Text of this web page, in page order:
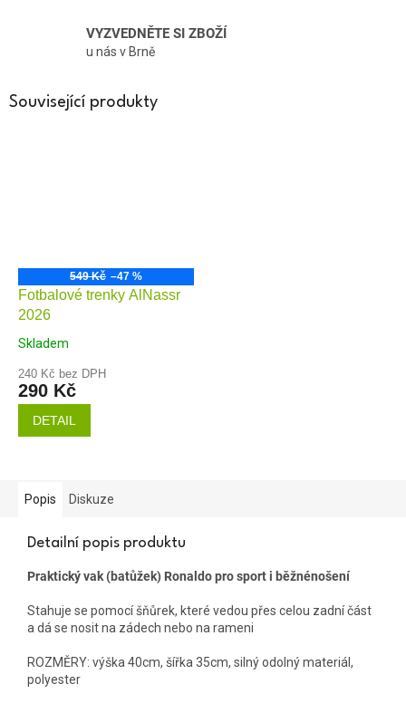
VYZVEDNĚTE SI ZBOŽÍ
u nás v Brně
Související produkty
549 Kč –47 %
Fotbalové trenky AlNassr
2026
Skladem
240 Kč bez DPH
290 Kč
DETAIL
Popis Diskuze
Detailní popis produktu
Praktický vak (batůžek) Ronaldo pro sport i běžnénošení
Stahuje se pomocí šňůrek, které vedou přes celou zadní část
a dá se nosit na zádech nebo na rameni
ROZMĚRY: výška 40cm, šířka 35cm, silný odolný materiál,
polyester